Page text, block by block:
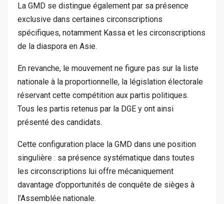
La GMD se distingue également par sa présence
exclusive dans certaines circonscriptions
spécifiques, notamment Kassa et les circonscriptions
de la diaspora en Asie.
En revanche, le mouvement ne figure pas sur la liste
nationale à la proportionnelle, la législation électorale
réservant cette compétition aux partis politiques.
Tous les partis retenus par la DGE y ont ainsi
présenté des candidats.
Cette configuration place la GMD dans une position
singulière : sa présence systématique dans toutes
les circonscriptions lui offre mécaniquement
davantage d’opportunités de conquête de sièges à
l’Assemblée nationale.